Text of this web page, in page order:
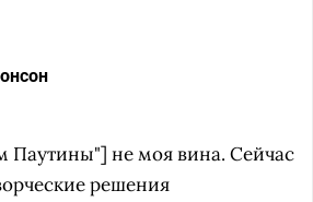
Паутины"] не моя вина. Сейчас
решения